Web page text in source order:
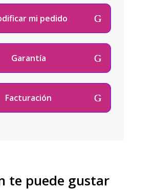
mi pedido
Garantía
Facturación
te puede gustar